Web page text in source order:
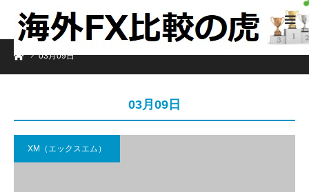
ホーム03月09日
03月09日
XM（エックスエム）